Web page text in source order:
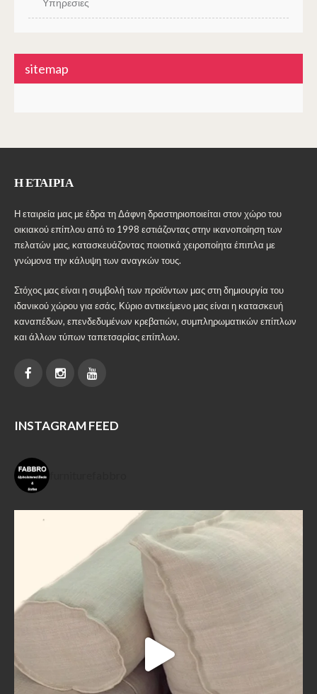
Υπηρεσιες
sitemap
Η ΕΤΑΙΡΊΑ
Η εταιρεία μας με έδρα τη Δάφνη δραστηριοποιείται στον χώρο του
οικιακού επίπλου από το 1998 εστιάζοντας στην ικανοποίηση των
πελατών μας, κατασκευάζοντας ποιοτικά χειροποίητα έπιπλα με
γνώμονα την κάλυψη των αναγκών τους.
Στόχος μας είναι η συμβολή των προϊόντων μας στη δημιουργία του
ιδανικού χώρου για εσάς. Κύριο αντικείμενο μας είναι η κατασκευή
καναπέδων, επενδεδυμένων κρεβατιών, συμπληρωματικών επίπλων
και άλλων τύπων ταπετσαρίας επίπλων.
INSTAGRAM FEED